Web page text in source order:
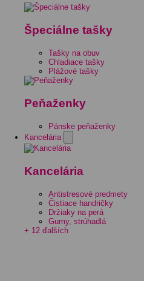
Špeciálne tašky
Tašky na obuv
Chladiace tašky
Plážové tašky
Peňaženky
Pánske peňaženky
Kancelária
Kancelária
Antistresové predmety
Čistiace handričky
Držiaky na perá
Gumy, strúhadlá
+ 12 ďalších